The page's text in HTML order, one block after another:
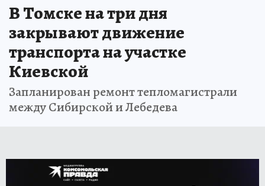
В Томске на три дня
закрывают движение
транспорта на участке
Киевской
Запланирован ремонт тепломагистрали
между Сибирской и Лебедева